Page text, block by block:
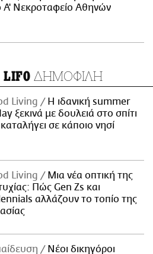
Α' Νεκροταφείο Αθηνών
LIFO ΔΗΜΟΦΙΛΗ
Living
Η ιδανική summer
ξεκινά με δουλειά στο σπίτι
καταλήγει σε κάποιο νησί
Living
Μια νέα οπτική της
Πώς Gen Zs και
αλλάζουν το τοπίο της
Νέοι δικηγόροι